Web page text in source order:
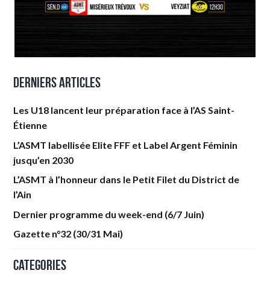
Derniers articles
Les U18 lancent leur préparation face à l’AS Saint-
Étienne
L’ASMT labellisée Elite FFF et Label Argent Féminin
jusqu’en 2030
L’ASMT à l’honneur dans le Petit Filet du District de
l’Ain
Dernier programme du week-end (6/7 Juin)
Gazette n°32 (30/31 Mai)
Categories